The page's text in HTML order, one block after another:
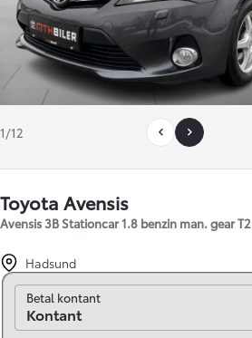
1/12
Toyota Avensis
Avensis 3B Stationcar 1.8 benzin man. gear T2
Hadsund
Skift til finansiering
Betal kontant
Kontant